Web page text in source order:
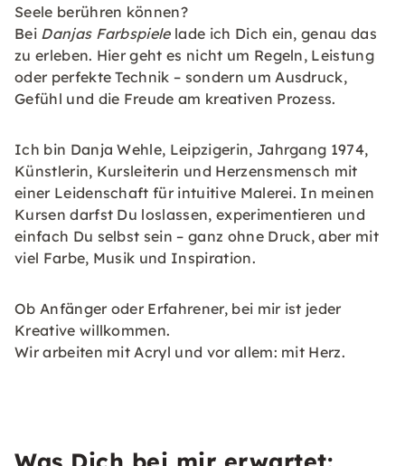
Seele berühren können?
Bei Danjas Farbspielelade ich Dich ein, genau das
zu erleben. Hier geht es nicht um Regeln, Leistung
oder perfekte Technik – sondern um Ausdruck,
Gefühl und die Freude am kreativen Prozess.
Ich bin Danja Wehle, Leipzigerin, Jahrgang 1974,
Künstlerin, Kursleiterin und Herzensmensch mit
einer Leidenschaft für intuitive Malerei. In meinen
Kursen darfst Du loslassen, experimentieren und
einfach Du selbst sein – ganz ohne Druck, aber mit
viel Farbe, Musik und Inspiration.
Ob Anfänger oder Erfahrener, bei mir ist jeder
Kreative willkommen.
Wir arbeiten mit Acryl und vor allem: mit Herz.